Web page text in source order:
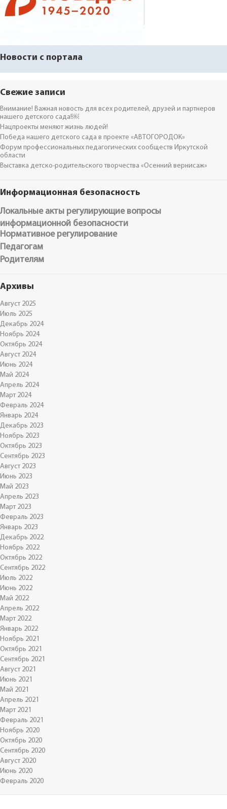
Новости с портала
Свежие записи
Внимание! Важная новость для всех родителей, друзей и партнеров
нашего детского сада!￼
Нацпроекты меняют жизнь людей!
Победа нашего детского сада в проекте «АВТОГОРОДОК»
Форум профессиональных педагогических сообществ Иркутской
области
Выставка детско-родительского творчества «Осенний вернисаж»
Информационная безопасность
Локальные акты регулирующие вопросы
информационной безопасности
Нормативное регулирование
Педагогам
Родителям
Архивы
Август 2025
Июль 2025
Декабрь 2024
Ноябрь 2024
Октябрь 2024
Август 2024
Июнь 2024
Май 2024
Апрель 2024
Март 2024
Февраль 2024
Январь 2024
Декабрь 2023
Ноябрь 2023
Октябрь 2023
Сентябрь 2023
Август 2023
Июнь 2023
Май 2023
Апрель 2023
Март 2023
Февраль 2023
Январь 2023
Декабрь 2022
Ноябрь 2022
Октябрь 2022
Сентябрь 2022
Июль 2022
Июнь 2022
Май 2022
Апрель 2022
Март 2022
Январь 2022
Ноябрь 2021
Октябрь 2021
Сентябрь 2021
Август 2021
Июнь 2021
Май 2021
Апрель 2021
Март 2021
Февраль 2021
Ноябрь 2020
Октябрь 2020
Сентябрь 2020
Август 2020
Июнь 2020
Февраль 2020